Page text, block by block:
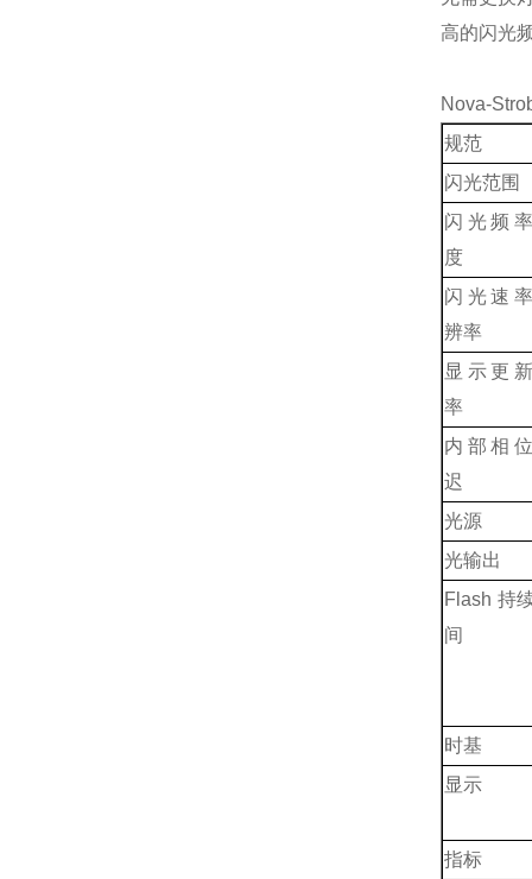
高的闪光
Nova-
规范
闪光范围
闪光频
度
闪光速
辨率
显示更
率
内部相
迟
光源
光输出
Flash 持
间
时基
显示
指标